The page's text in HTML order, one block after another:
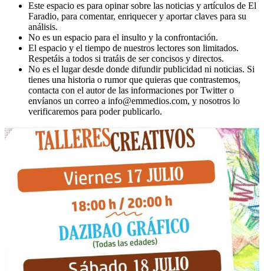
Este espacio es para opinar sobre las noticias y artículos de El
Faradio, para comentar, enriquecer y aportar claves para su
análisis.
No es un espacio para el insulto y la confrontación.
El espacio y el tiempo de nuestros lectores son limitados.
Respetáis a todos si tratáis de ser concisos y directos.
No es el lugar desde donde difundir publicidad ni noticias. Si
tienes una historia o rumor que quieras que contrastemos,
contacta con el autor de las informaciones por Twitter o
envíanos un correo a info@emmedios.com, y nosotros lo
verificaremos para poder publicarlo.